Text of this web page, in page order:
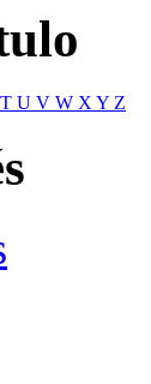
T U V W X Y Z